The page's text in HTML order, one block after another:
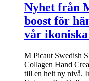
Nyhet från
boost för
vår
M Picaut Swedish
Collagen Hand
till en helt ny nivå.